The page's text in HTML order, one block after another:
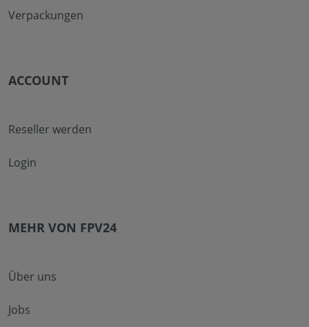
Verpackungen
ACCOUNT
Reseller werden
Login
MEHR VON FPV24
Über uns
Jobs